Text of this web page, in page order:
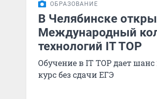
ОБРАЗОВАНИЕ
В Челябинске
Международный
технологий IT TOP
Обучение в IT TOР дает
курс без сдачи ЕГЭ